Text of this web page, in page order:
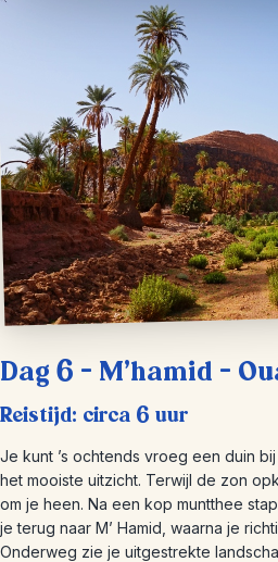
Dag 6 – M’hamid –
Reistijd: circa 6 uur
Je kunt ’s ochtends vroeg een duin
het mooiste uitzicht. Terwijl de zon
om je heen. Na een kop muntthee
je terug naar M’ Hamid, waarna je
Onderweg zie je uitgestrekte